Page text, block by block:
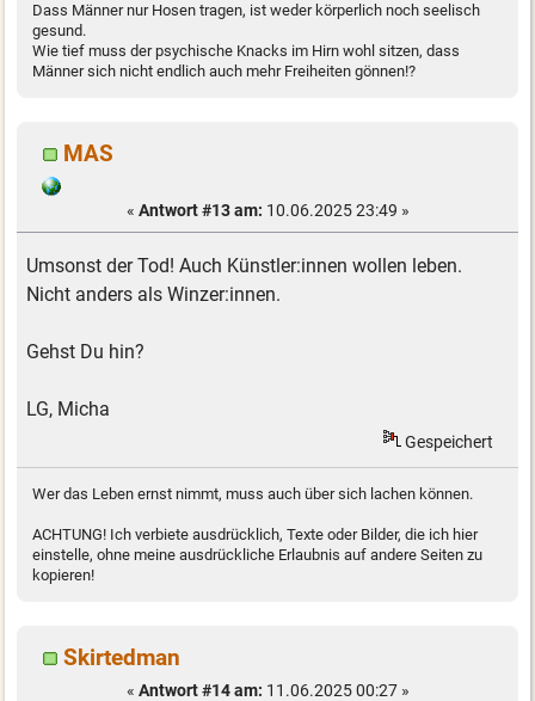
Dass Männer nur Hosen tragen, ist weder körperlich noch seelisch
gesund.
Wie tief muss der psychische Knacks im Hirn wohl sitzen, dass
Männer sich nicht endlich auch mehr Freiheiten gönnen!?
MAS
« Antwort #13 am: 10.06.2025 23:49 »
Umsonst der Tod! Auch Künstler:innen wollen leben.
Nicht anders als Winzer:innen.
Gehst Du hin?
LG, Micha
Gespeichert
Wer das Leben ernst nimmt, muss auch über sich lachen können.
ACHTUNG! Ich verbiete ausdrücklich, Texte oder Bilder, die ich hier
einstelle, ohne meine ausdrückliche Erlaubnis auf andere Seiten zu
kopieren!
Skirtedman
« Antwort #14 am: 11.06.2025 00:27 »